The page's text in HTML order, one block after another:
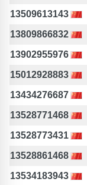
13509613143
13809866832
13902955976
15012928883
13434276687
13528771468
13528773431
13528861468
13534183943